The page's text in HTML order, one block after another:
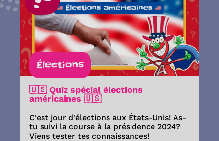
Élections
🇺🇸 Quiz spécial élections
américaines 🇺🇸
C'est jour d'élections aux États-Unis! As-
tu suivi la course à la présidence 2024?
Viens tester tes connaissances!